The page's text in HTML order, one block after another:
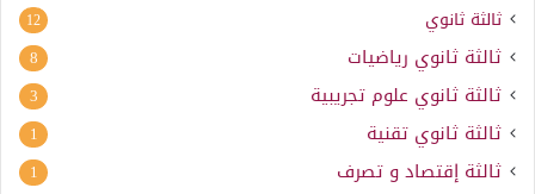
ثالثة ثانوي 12
ثالثة ثانوي رياضيات 8
ثالثة ثانوي علوم تجريبية 3
ثالثة ثانوي تقنية 1
ثالثة إقتصاد و تصرف 1